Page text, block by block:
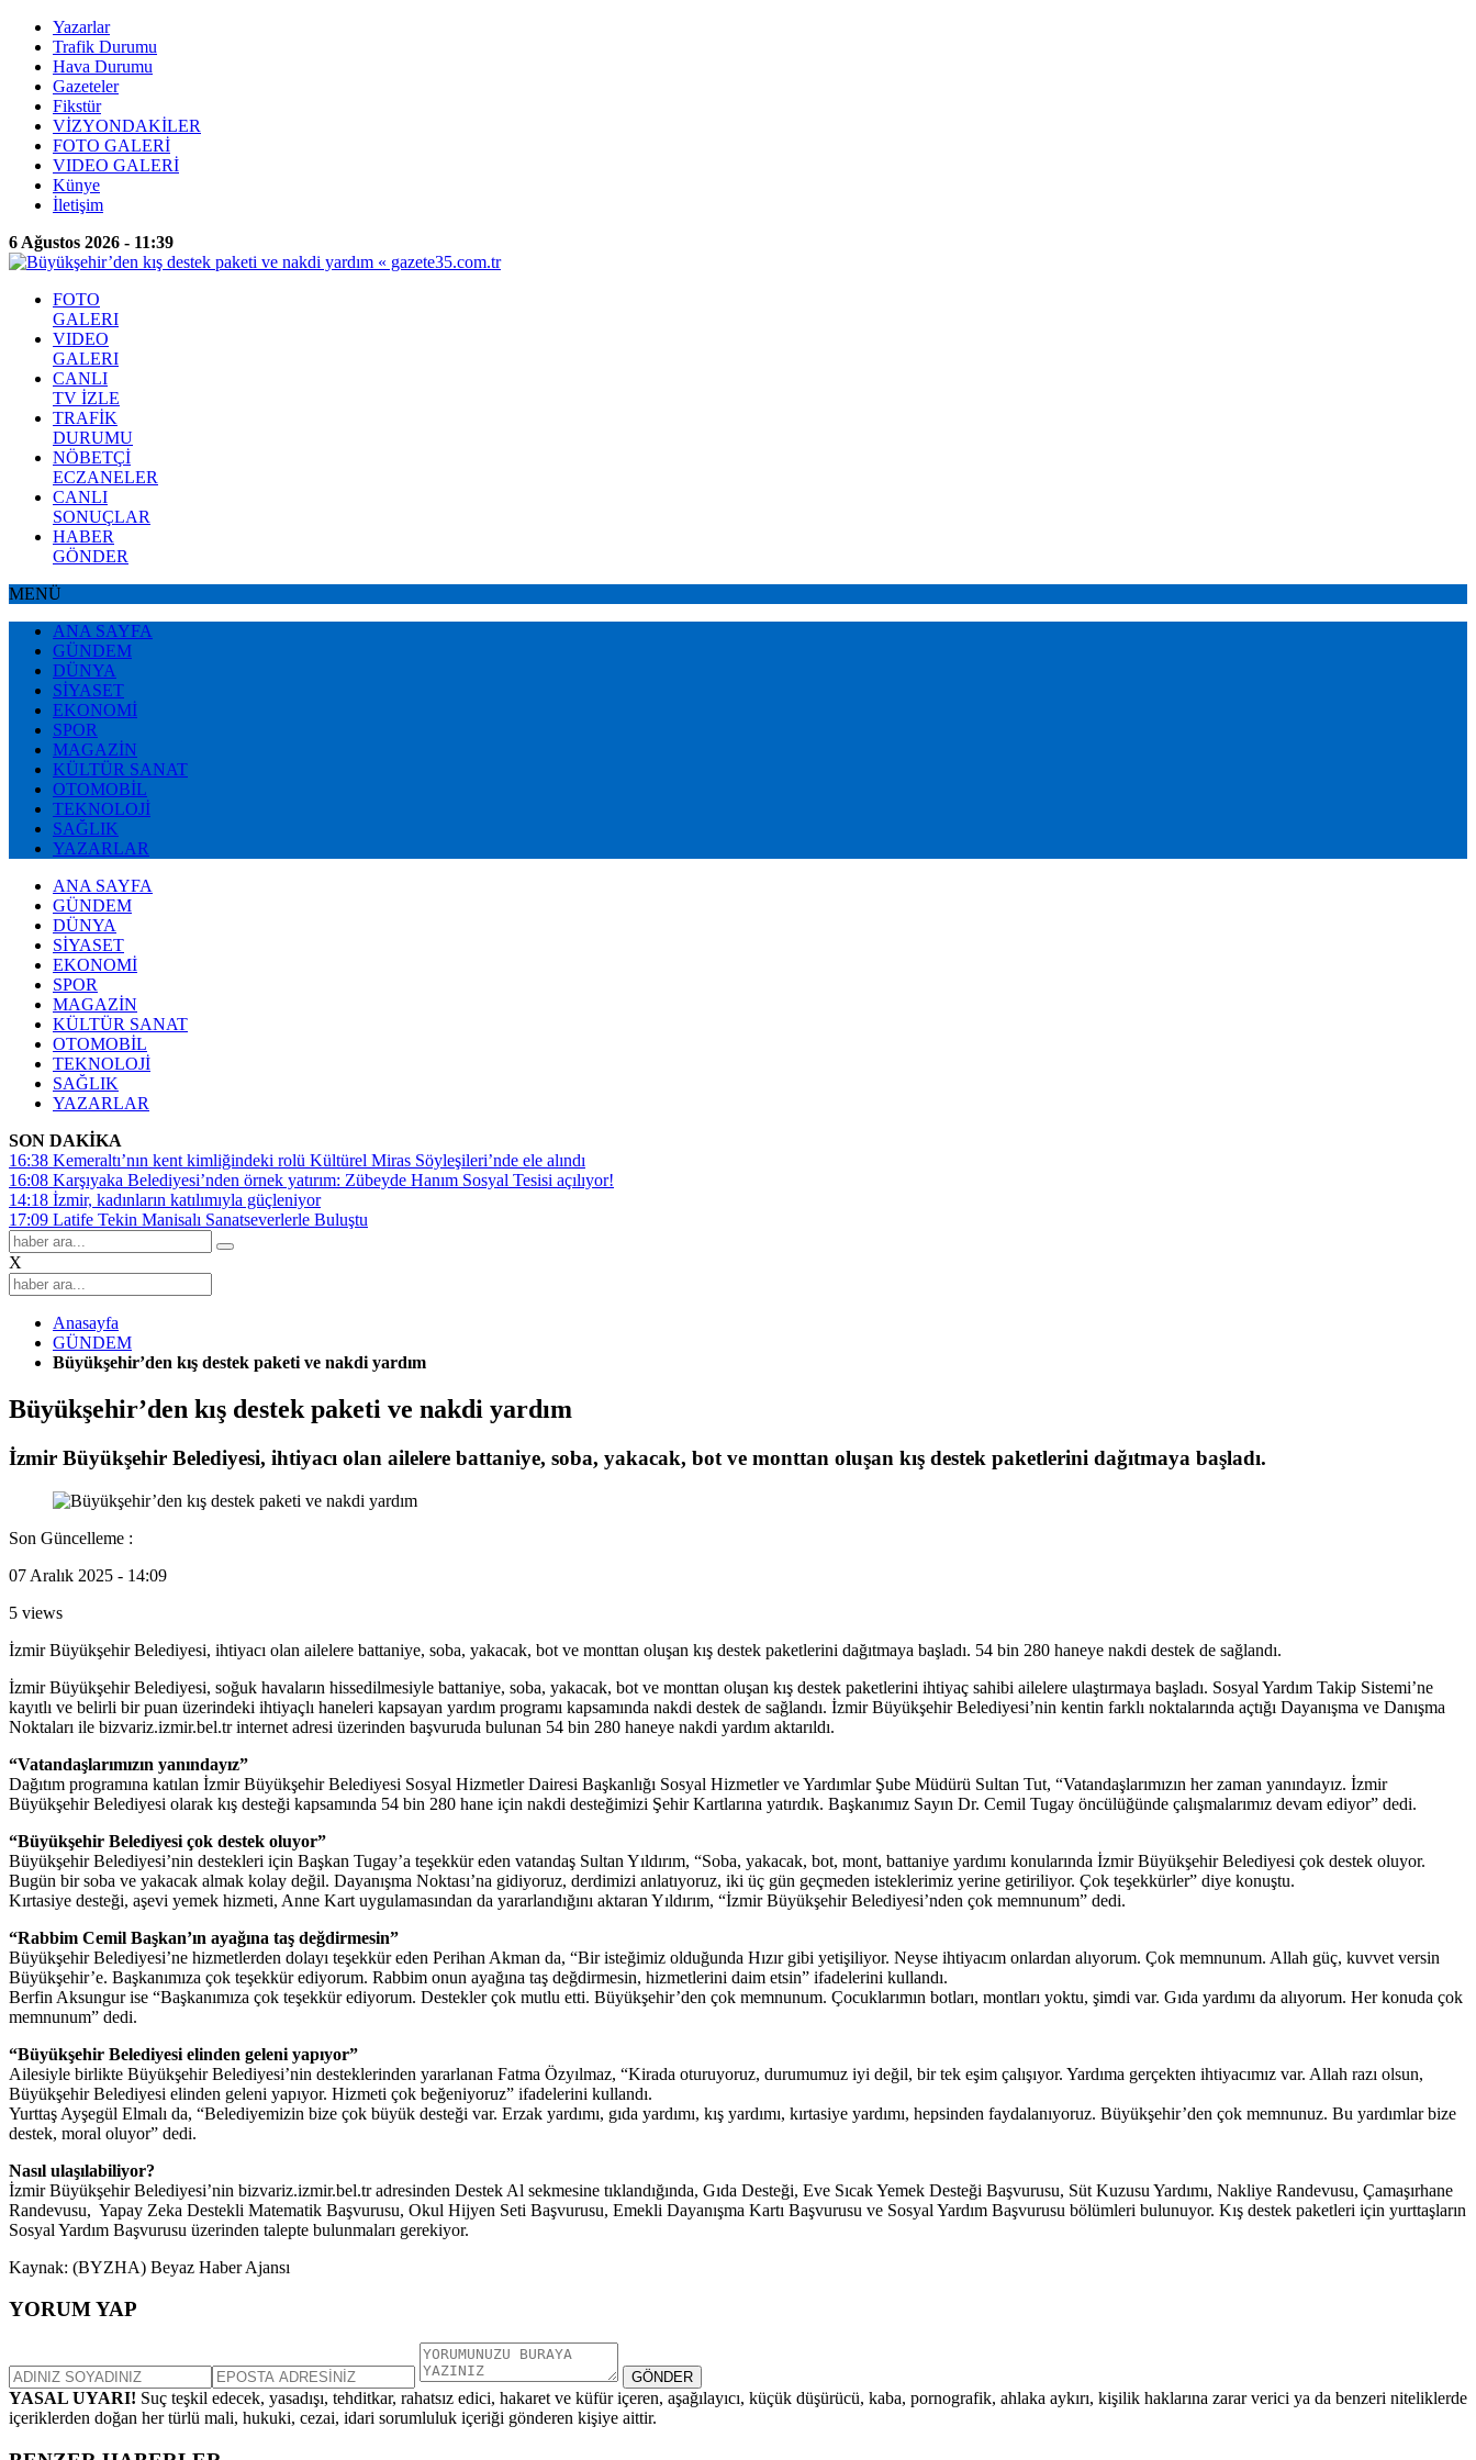
Yazarlar
Trafik Durumu
Hava Durumu
Gazeteler
Fikstür
VİZYONDAKİLER
FOTO GALERİ
VIDEO GALERİ
Künye
İletişim
6 Ağustos 2026 - 11:39
FOTO
GALERI
VIDEO
GALERI
CANLI
TV İZLE
TRAFİK
DURUMU
NÖBETÇİ
ECZANELER
CANLI
SONUÇLAR
HABER
GÖNDER
MENÜ
ANA SAYFA
GÜNDEM
DÜNYA
SİYASET
EKONOMİ
SPOR
MAGAZİN
KÜLTÜR SANAT
OTOMOBİL
TEKNOLOJİ
SAĞLIK
YAZARLAR
ANA SAYFA
GÜNDEM
DÜNYA
SİYASET
EKONOMİ
SPOR
MAGAZİN
KÜLTÜR SANAT
OTOMOBİL
TEKNOLOJİ
SAĞLIK
YAZARLAR
SON DAKİKA
16:38 Kemeraltı’nın kent kimliğindeki rolü Kültürel Miras Söyleşileri’nde ele alındı
16:08 Karşıyaka Belediyesi’nden örnek yatırım: Zübeyde Hanım Sosyal Tesisi açılıyor!
14:18 İzmir, kadınların katılımıyla güçleniyor
17:09 Latife Tekin Manisalı Sanatseverlerle Buluştu
X
Anasayfa
GÜNDEM
Büyükşehir’den kış destek paketi ve nakdi yardım
Büyükşehir’den kış destek paketi ve nakdi yardım
İzmir Büyükşehir Belediyesi, ihtiyacı olan ailelere battaniye, soba, yakacak, bot ve monttan oluşan kış destek paketlerini dağıtmaya başladı.
Son Güncelleme :
07 Aralık 2025 - 14:09
5 views
İzmir Büyükşehir Belediyesi, ihtiyacı olan ailelere battaniye, soba, yakacak, bot ve monttan oluşan kış destek paketlerini dağıtmaya başladı. 54 bin 280 haneye nakdi destek de sağlandı.
İzmir Büyükşehir Belediyesi, soğuk havaların hissedilmesiyle battaniye, soba, yakacak, bot ve monttan oluşan kış destek paketlerini ihtiyaç sahibi ailelere ulaştırmaya başladı. Sosyal Yardım Takip Sistemi’ne
kayıtlı ve belirli bir puan üzerindeki ihtiyaçlı haneleri kapsayan yardım programı kapsamında nakdi destek de sağlandı. İzmir Büyükşehir Belediyesi’nin kentin farklı noktalarında açtığı Dayanışma ve Danışma
Noktaları ile bizvariz.izmir.bel.tr internet adresi üzerinden başvuruda bulunan 54 bin 280 haneye nakdi yardım aktarıldı.
“Vatandaşlarımızın yanındayız”
Dağıtım programına katılan İzmir Büyükşehir Belediyesi Sosyal Hizmetler Dairesi Başkanlığı Sosyal Hizmetler ve Yardımlar Şube Müdürü Sultan Tut, “Vatandaşlarımızın her zaman yanındayız. İzmir
Büyükşehir Belediyesi olarak kış desteği kapsamında 54 bin 280 hane için nakdi desteğimizi Şehir Kartlarına yatırdık. Başkanımız Sayın Dr. Cemil Tugay öncülüğünde çalışmalarımız devam ediyor” dedi.
“Büyükşehir Belediyesi çok destek oluyor”
Büyükşehir Belediyesi’nin destekleri için Başkan Tugay’a teşekkür eden vatandaş Sultan Yıldırım, “Soba, yakacak, bot, mont, battaniye yardımı konularında İzmir Büyükşehir Belediyesi çok destek oluyor.
Bugün bir soba ve yakacak almak kolay değil. Dayanışma Noktası’na gidiyoruz, derdimizi anlatıyoruz, iki üç gün geçmeden isteklerimiz yerine getiriliyor. Çok teşekkürler” diye konuştu.
Kırtasiye desteği, aşevi yemek hizmeti, Anne Kart uygulamasından da yararlandığını aktaran Yıldırım, “İzmir Büyükşehir Belediyesi’nden çok memnunum” dedi.
“Rabbim Cemil Başkan’ın ayağına taş değdirmesin”
Büyükşehir Belediyesi’ne hizmetlerden dolayı teşekkür eden Perihan Akman da, “Bir isteğimiz olduğunda Hızır gibi yetişiliyor. Neyse ihtiyacım onlardan alıyorum. Çok memnunum. Allah güç, kuvvet versin
Büyükşehir’e. Başkanımıza çok teşekkür ediyorum. Rabbim onun ayağına taş değdirmesin, hizmetlerini daim etsin” ifadelerini kullandı.
Berfin Aksungur ise “Başkanımıza çok teşekkür ediyorum. Destekler çok mutlu etti. Büyükşehir’den çok memnunum. Çocuklarımın botları, montları yoktu, şimdi var. Gıda yardımı da alıyorum. Her konuda çok
memnunum” dedi.
“Büyükşehir Belediyesi elinden geleni yapıyor”
Ailesiyle birlikte Büyükşehir Belediyesi’nin desteklerinden yararlanan Fatma Özyılmaz, “Kirada oturuyoruz, durumumuz iyi değil, bir tek eşim çalışıyor. Yardıma gerçekten ihtiyacımız var. Allah razı olsun,
Büyükşehir Belediyesi elinden geleni yapıyor. Hizmeti çok beğeniyoruz” ifadelerini kullandı.
Yurttaş Ayşegül Elmalı da, “Belediyemizin bize çok büyük desteği var. Erzak yardımı, gıda yardımı, kış yardımı, kırtasiye yardımı, hepsinden faydalanıyoruz. Büyükşehir’den çok memnunuz. Bu yardımlar bize
destek, moral oluyor” dedi.
Nasıl ulaşılabiliyor?
İzmir Büyükşehir Belediyesi’nin bizvariz.izmir.bel.tr adresinden Destek Al sekmesine tıklandığında, Gıda Desteği, Eve Sıcak Yemek Desteği Başvurusu, Süt Kuzusu Yardımı, Nakliye Randevusu, Çamaşırhane
Randevusu, Yapay Zeka Destekli Matematik Başvurusu, Okul Hijyen Seti Başvurusu, Emekli Dayanışma Kartı Başvurusu ve Sosyal Yardım Başvurusu bölümleri bulunuyor. Kış destek paketleri için yurttaşların
Sosyal Yardım Başvurusu üzerinden talepte bulunmaları gerekiyor.
Kaynak: (BYZHA) Beyaz Haber Ajansı
YORUM YAP
GÖNDER
YASAL UYARI! Suç teşkil edecek, yasadışı, tehditkar, rahatsız edici, hakaret ve küfür içeren, aşağılayıcı, küçük düşürücü, kaba, pornografik, ahlaka aykırı, kişilik haklarına zarar verici ya da benzeri niteliklerde
içeriklerden doğan her türlü mali, hukuki, cezai, idari sorumluluk içeriği gönderen kişiye aittir.